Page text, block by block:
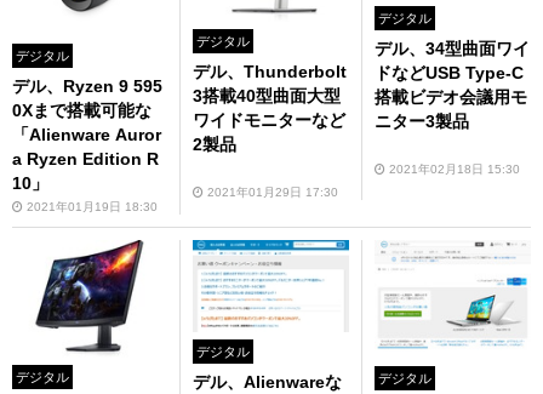
デジタル
デル、Ryzen 9 595
0Xまで搭載可能な
「Alienware Auror
a Ryzen Edition R
10」
2021年01月19日 18:30
デジタル
デル、Thunderbolt
3搭載40型曲面大型
ワイドモニターなど
2製品
2021年01月29日 17:30
デジタル
デル、34型曲面ワイ
ドなどUSB Type-C
搭載ビデオ会議用モ
ニター3製品
2021年02月18日 15:30
デジタル
デジタル
デル、Alienwareな
デジタル